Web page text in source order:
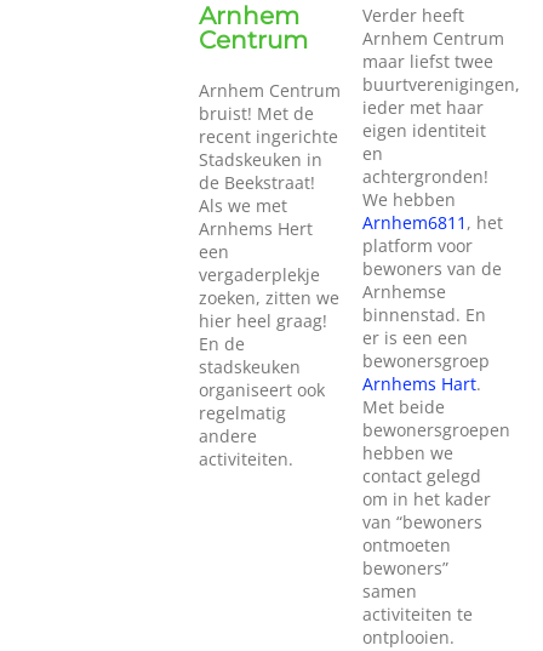
Arnhem
Centrum
Arnhem Centrum
bruist! Met de
recent ingerichte
Stadskeuken in
de Beekstraat!
Als we met
Arnhems Hert
een
vergaderplekje
zoeken, zitten we
hier heel graag!
En de
stadskeuken
organiseert ook
regelmatig
andere
activiteiten.
Verder heeft
Arnhem Centrum
maar liefst twee
buurtverenigingen,
ieder met haar
eigen identiteit
en
achtergronden!
We hebben
Arnhem6811 , het
platform voor
bewoners van de
Arnhemse
binnenstad. En
er is een een
bewonersgroep
Arnhems Hart.
Met beide
bewonersgroepen
hebben we
contact gelegd
om in het kader
van “bewoners
ontmoeten
bewoners”
samen
activiteiten te
ontplooien.